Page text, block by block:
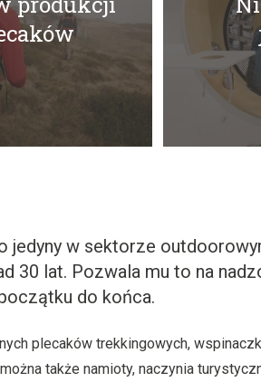
jedyny w sektorze
30 lat. Pozwala mu to na
do końca.
plecaków trekkingowych,
także namioty, naczynia